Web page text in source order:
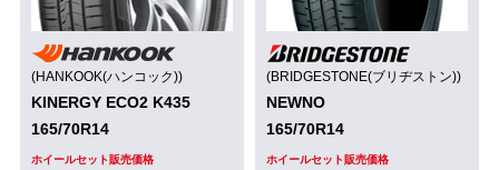
(HANKOOK(ハンコック))
KINERGY ECO2 K435
165/70R14
ホイールセット販売価格
(BRIDGESTONE(ブリヂストン))
NEWNO
165/70R14
ホイールセット販売価格